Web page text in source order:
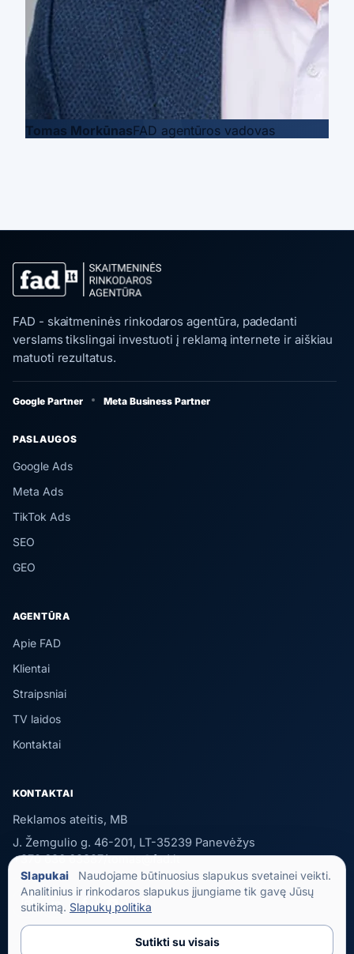
Tomas MorkūnasFAD agentūros vadovas
FAD - skaitmeninės rinkodaros agentūra, padedanti
verslams tikslingai investuoti į reklamą internete ir aiškiau
matuoti rezultatus.
Google Partner Meta Business Partner
PASLAUGOS
Google Ads
Meta Ads
TikTok Ads
SEO
GEO
AGENTŪRA
Apie FAD
Klientai
Straipsniai
TV laidos
Kontaktai
KONTAKTAI
Reklamos ateitis, MB
J. Žemgulio g. 46-201, LT-35239 Panevėžys
+370 636 63387/tomas@fad.lt
Slapukai
Naudojame būtinuosius slapukus svetainei veikti.
Analitinius ir rinkodaros slapukus įjungiame tik gavę Jūsų
sutikimą. Slapukų politika
Sutikti su visais